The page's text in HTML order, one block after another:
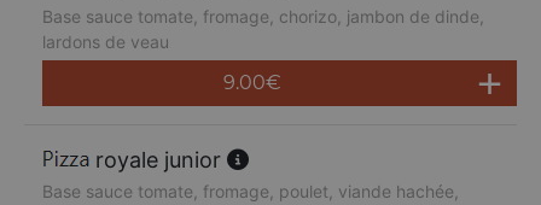
Base sauce tomate, fromage, chorizo, jambon de dinde,
lardons de veau
9.00€
royale junior
Base sauce tomate, fromage, poulet, viande hachée,